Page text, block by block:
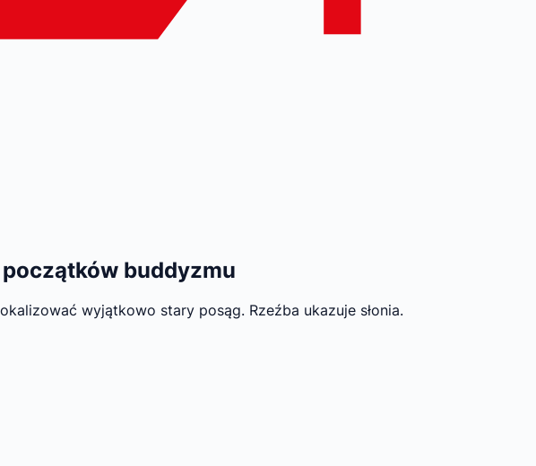
buddyzmu
wyjątkowo stary posąg. Rzeźba ukazuje słonia.